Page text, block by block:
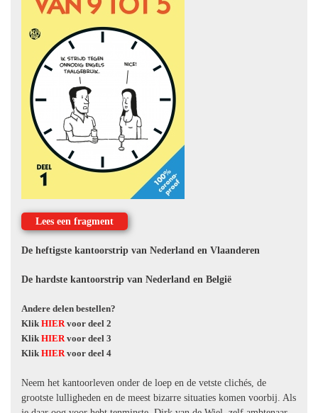
Lees een fragment
De heftigste kantoorstrip van Nederland en Vlaanderen
De hardste kantoorstrip van Nederland en België
Andere delen bestellen?
Klik HIERvoor deel 2
Klik HIERvoor deel 3
Klik HIERvoor deel 4
Neem het kantoorleven onder de loep en de vetste clichés, de
grootste lulligheden en de meest bizarre situaties komen voorbij. Als